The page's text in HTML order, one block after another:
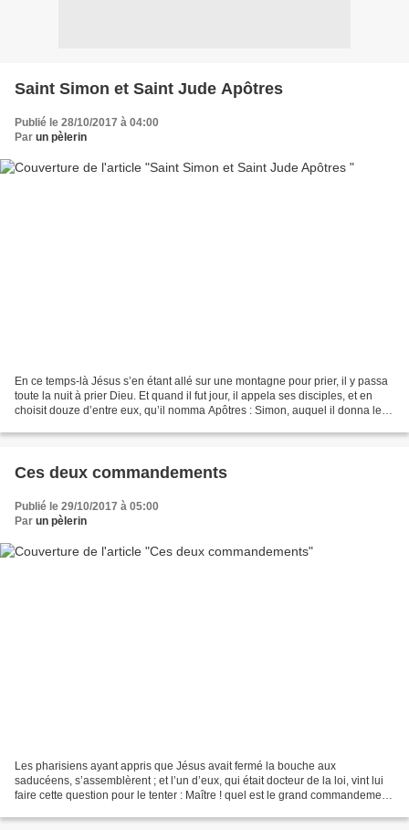
Saint Simon et Saint Jude Apôtres
Publié le 28/10/2017 à 04:00
Par un pèlerin
En ce temps-là Jésus s’en étant allé sur une montagne pour prier, il y passa
toute la nuit à prier Dieu. Et quand il fut jour, il appela ses disciples, et en
choisit douze d’entre eux, qu’il nomma Apôtres : Simon, auquel il donna le
Ces deux commandements
Publié le 29/10/2017 à 05:00
Par un pèlerin
Les pharisiens ayant appris que Jésus avait fermé la bouche aux
saducéens, s’assemblèrent ; et l’un d’eux, qui était docteur de la loi, vint lui
faire cette question pour le tenter : Maître ! quel est le grand commandement